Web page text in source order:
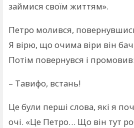
займися своїм життям».
Петро молився,
Я вірю, що очима віри він
Потім повернувся і промовив:
– Тавифо, встань!
Це були перші слова, які я
очі. «Це Петро… Що він тут